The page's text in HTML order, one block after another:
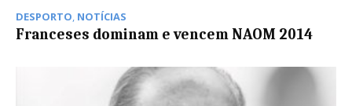
DESPORTO, NOTÍCIAS
Franceses dominam e vencem NAOM 2014